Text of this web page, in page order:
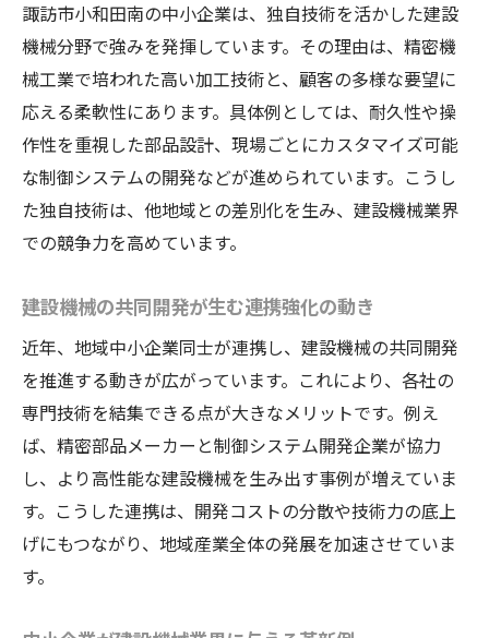
諏訪市小和田南の中小企業は、独自技術を活かした建設
機械分野で強みを発揮しています。その理由は、精密機
械工業で培われた高い加工技術と、顧客の多様な要望に
応える柔軟性にあります。具体例としては、耐久性や操
作性を重視した部品設計、現場ごとにカスタマイズ可能
な制御システムの開発などが進められています。こうし
た独自技術は、他地域との差別化を生み、建設機械業界
での競争力を高めています。
建設機械の共同開発が生む連携強化の動き
近年、地域中小企業同士が連携し、建設機械の共同開発
を推進する動きが広がっています。これにより、各社の
専門技術を結集できる点が大きなメリットです。例え
ば、精密部品メーカーと制御システム開発企業が協力
し、より高性能な建設機械を生み出す事例が増えていま
す。こうした連携は、開発コストの分散や技術力の底上
げにもつながり、地域産業全体の発展を加速させていま
す。